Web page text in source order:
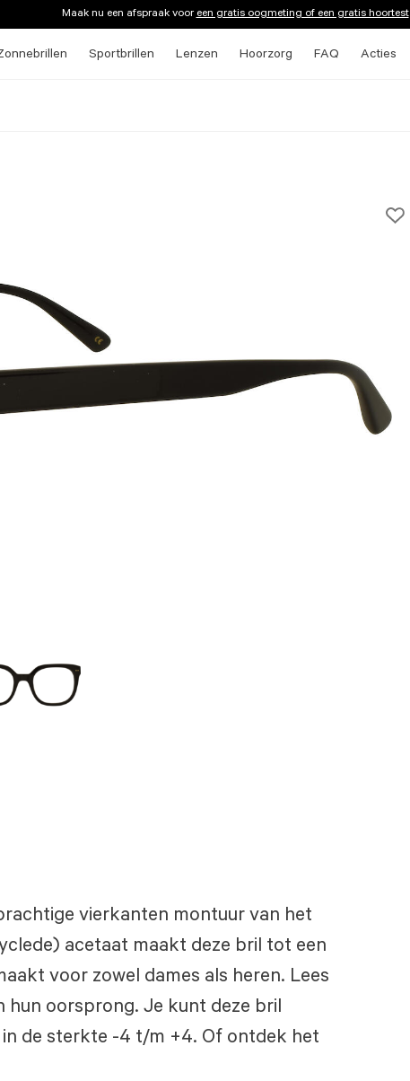
Maak nu een afspraak vooreen gratis oogmeting of een gratis hoortest
Sportbrillen Lenzen Hoorzorg FAQ Acties
vierkanten montuur van het
acetaat maakt deze bril tot een
voor zowel dames als heren. Lees
hun oorsprong. Je kunt deze bril
de sterkte -4 t/m +4. Of ontdek het